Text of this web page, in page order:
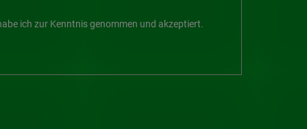
ich zur Kenntnis genommen und akzeptiert.